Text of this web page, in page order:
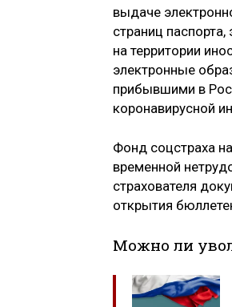
выдаче
страниц
на территории
электронные
прибывшими в
коронавирусной
Фонд соцстраха
временной
страхователя
открытия
Можно ли